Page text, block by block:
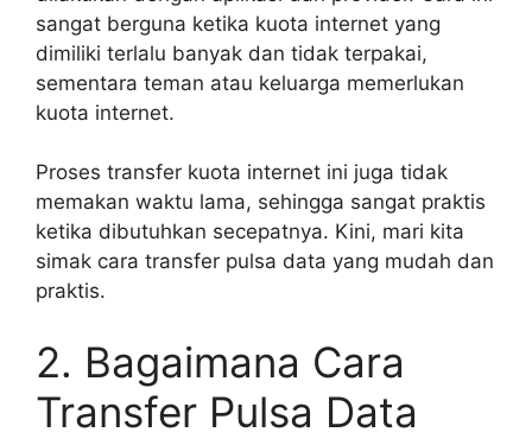
sangat berguna ketika kuota internet yang
dimiliki terlalu banyak dan tidak terpakai,
sementara teman atau keluarga memerlukan
kuota internet.
Proses transfer kuota internet ini juga tidak
memakan waktu lama, sehingga sangat praktis
ketika dibutuhkan secepatnya. Kini, mari kita
simak cara transfer pulsa data yang mudah dan
praktis.
2. Bagaimana Cara
Transfer Pulsa Data